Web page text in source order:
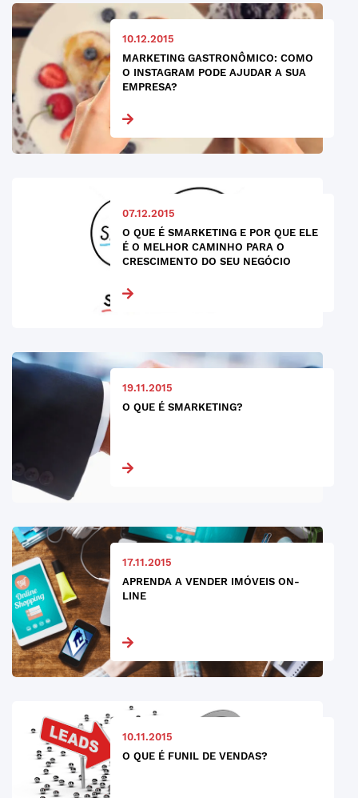
10.12.2015
MARKETING GASTRONÔMICO: COMO
O INSTAGRAM PODE AJUDAR A SUA
EMPRESA?
07.12.2015
O QUE É SMARKETING E POR QUE ELE
É O MELHOR CAMINHO PARA O
CRESCIMENTO DO SEU NEGÓCIO
19.11.2015
O QUE É SMARKETING?
17.11.2015
APRENDA A VENDER IMÓVEIS ON-
LINE
10.11.2015
O QUE É FUNIL DE VENDAS?